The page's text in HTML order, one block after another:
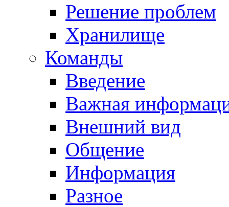
Решение проблем
Хранилище
Команды
Введение
Важная
Внешний вид
Общение
Информация
Разное